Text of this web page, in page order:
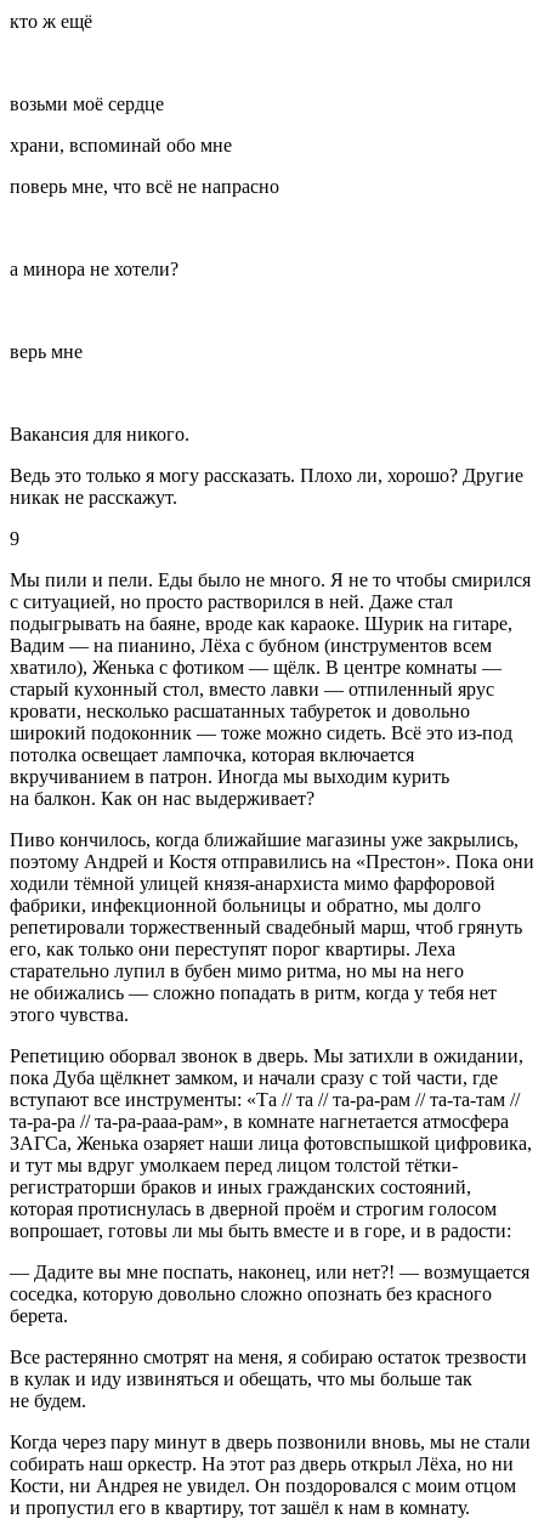
кто ж ещё
возьми моё сердце
храни, вспоминай обо мне
поверь мне, что всё не напрасно
а минора не хотели?
верь мне
Вакансия для никого.
Ведь это только я могу рассказать. Плохо ли, хорошо? Другие
никак не расскажут.
9
Мы пили и пели. Еды было не много. Я не то чтобы смирился
с ситуацией, но просто растворился в ней. Даже стал
подыгрывать на баяне, вроде как караоке. Шурик на гитаре,
Вадим ― на пианино, Лёха с бубном (инструментов всем
хватило), Женька с фотиком — щёлк. В центре комнаты ―
старый кухонный стол, вместо лавки ― отпиленный ярус
кровати, несколько расшатанных табуреток и довольно
широкий подоконник ― тоже можно сидеть. Всё это из-под
потолка освещает лампочка, которая включается
вкручиванием в патрон. Иногда мы выходим курить
на балкон. Как он нас выдерживает?
Пиво кончилось, когда ближайшие магазины уже закрылись,
поэтому Андрей и Костя отправились на «Престон». Пока они
ходили тёмной улицей князя-анархиста мимо фарфоровой
фабрики, инфекционной больницы и обратно, мы долго
репетировали торжественный свадебный марш, чтоб грянуть
его, как только они переступят порог квартиры. Леха
старательно лупил в бубен мимо ритма, но мы на него
не обижались ― сложно попадать в ритм, когда у тебя нет
этого чувства.
Репетицию оборвал звонок в дверь. Мы затихли в ожидании,
пока Дуба щёлкнет замком, и начали сразу с той части, где
вступают все инструменты: «Та // та // та-ра-рам // та-та-там //
та-ра-ра // та-ра-рааа-рам», в комнате нагнетается атмосфера
ЗАГСа, Женька озаряет наши лица фотовспышкой цифровика,
и тут мы вдруг умолкаем перед лицом толстой тётки-
регистраторши браков и иных гражданских состояний,
которая протиснулась в дверной проём и строгим голосом
вопрошает, готовы ли мы быть вместе и в горе, и в радости:
― Дадите вы мне поспать, наконец, или нет?! ― возмущается
соседка, которую довольно сложно опознать без красного
берета.
Все растерянно смотрят на меня, я собираю остаток трезвости
в кулак и иду извиняться и обещать, что мы больше так
не будем.
Когда через пару минут в дверь позвонили вновь, мы не стали
собирать наш оркестр. На этот раз дверь открыл Лёха, но ни
Кости, ни Андрея не увидел. Он поздоровался с моим отцом
и пропустил его в квартиру, тот зашёл к нам в комнату.